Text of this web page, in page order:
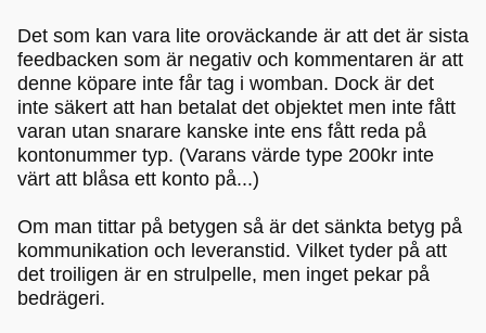
Det som kan vara lite oroväckande är att det är sista
feedbacken som är negativ och kommentaren är att
denne köpare inte får tag i womban. Dock är det
inte säkert att han betalat det objektet men inte fått
varan utan snarare kanske inte ens fått reda på
kontonummer typ. (Varans värde type 200kr inte
värt att blåsa ett konto på...)
Om man tittar på betygen så är det sänkta betyg på
kommunikation och leveranstid. Vilket tyder på att
det troiligen är en strulpelle, men inget pekar på
bedrägeri.